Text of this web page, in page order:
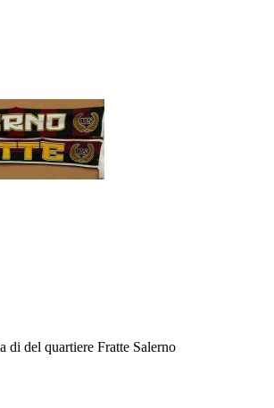
di del quartiere Fratte Salerno